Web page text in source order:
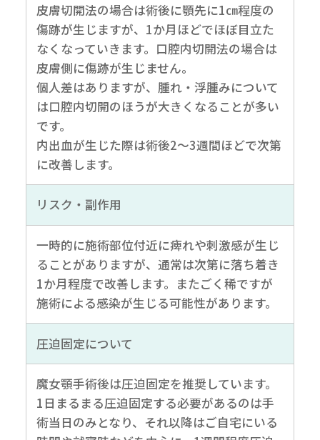
皮膚切開法の場合は術後に顎先に1㎝程度の
傷跡が生じますが、1か月ほどでほぼ目立た
なくなっていきます。口腔内切開法の場合は
皮膚側に傷跡が生じません。
個人差はありますが、腫れ・浮腫みについて
は口腔内切開のほうが大きくなることが多い
です。
内出血が生じた際は術後2～3週間ほどで次第
に改善します。
リスク・副作用
一時的に施術部位付近に痺れや刺激感が生じ
ることがありますが、通常は次第に落ち着き
1か月程度で改善します。またごく稀ですが
施術による感染が生じる可能性があります。
圧迫固定について
魔女顎手術後は圧迫固定を推奨しています。
1日まるまる圧迫固定する必要があるのは手
術当日のみとなり、それ以降はご自宅にいる